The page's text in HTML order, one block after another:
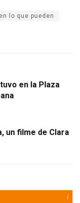
lo que pueden
en la Plaza
un filme de Clara